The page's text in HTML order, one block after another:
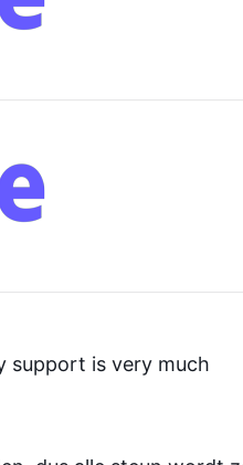
support is very much